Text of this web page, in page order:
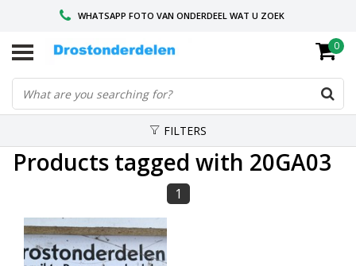
WHATSAPP FOTO VAN ONDERDEEL WAT U ZOEK
VOOR 16.00 BESTELD, VANDAAG VERZONDEN
GESPECIALISEERD PEUGEOT
0
FILTERS
Products tagged with 20GA03
1